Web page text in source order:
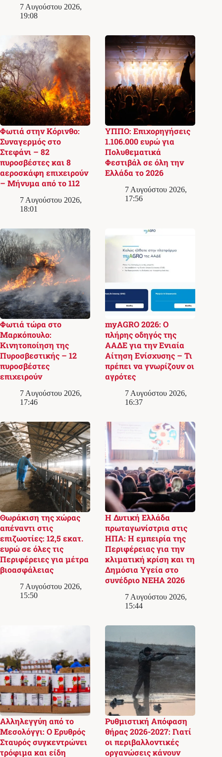
7 Αυγούστου 2026,
19:08
Φωτιά στην Κόρινθο:
Συναγερμός στο
Στεφάνι – 82
πυροσβέστες και 8
αεροσκάφη επιχειρούν
– Μήνυμα από το 112
7 Αυγούστου 2026,
18:01
ΥΠΠΟ: Επιχορηγήσεις
1.106.000 ευρώ για
Πολυθεματικά
Φεστιβάλ σε όλη την
Ελλάδα το 2026
7 Αυγούστου 2026,
17:56
Φωτιά τώρα στο
Μαρκόπουλο:
Κινητοποίηση της
Πυροσβεστικής – 12
πυροσβέστες
επιχειρούν
7 Αυγούστου 2026,
17:46
myAGRO 2026: Ο
πλήρης οδηγός της
ΑΑΔΕ για την Ενιαία
Αίτηση Ενίσχυσης – Τι
πρέπει να γνωρίζουν οι
αγρότες
7 Αυγούστου 2026,
16:37
Θωράκιση της χώρας
απέναντι στις
επιζωοτίες: 12,5 εκατ.
ευρώ σε όλες τις
Περιφέρειες για μέτρα
βιοασφάλειας
7 Αυγούστου 2026,
15:50
Η Δυτική Ελλάδα
πρωταγωνίστρια στις
ΗΠΑ: Η εμπειρία της
Περιφέρειας για την
κλιματική κρίση και τη
Δημόσια Υγεία στο
συνέδριο NEHA 2026
7 Αυγούστου 2026,
15:44
Αλληλεγγύη από το
Μεσολόγγι: Ο Ερυθρός
Σταυρός συγκεντρώνει
τρόφιμα και είδη
Ρυθμιστική Απόφαση
θήρας 2026-2027: Γιατί
οι περιβαλλοντικές
οργανώσεις κάνουν